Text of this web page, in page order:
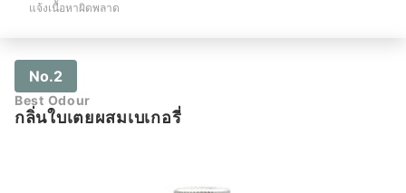
แจ้งเนื้อหาผิดพลาด
No.2
Best Odour
กลิ่นใบเตยผสมเบเกอรี่